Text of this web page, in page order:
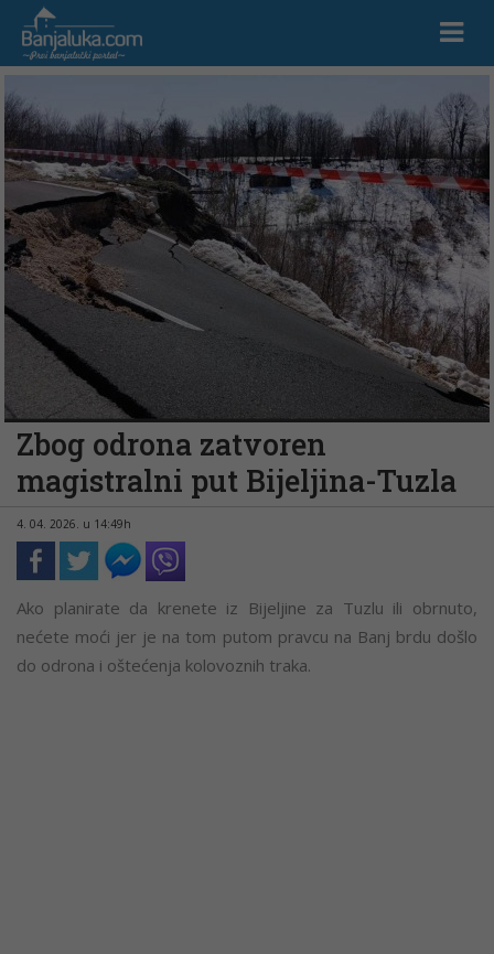
Zbog odrona zatvoren
magistralni put Bijeljina-Tuzla
4. 04. 2026. u 14:49h
Ako planirate da krenete iz Bijeljine za Tuzlu ili obrnuto,
nećete moći jer je na tom putom pravcu na Banj brdu došlo
do odrona i oštećenja kolovoznih traka.